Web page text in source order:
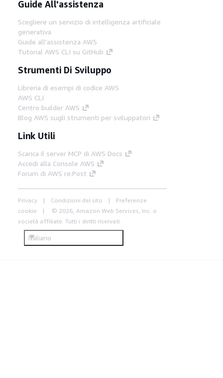
Guide All'assistenza
Scegliere un servizio di intelligenza artificiale
generativa
Guide all'assistenza AWS
Tutorial AWS CLI su GitHub
Strumenti Di Sviluppo
Libreria di esempi di codice AWS
AWS CLI
Centro builder AWS
Blog AWS sugli strumenti per sviluppatori
Link Utili
Scarica il server MCP di AWS Docs
Accedi alla Console AWS
Forum di AWS re:Post
Privacy Condizioni del sito
Preferenze
cookie
© 2026, Amazon Web Services, Inc. o
società affiliate. Tutti i diritti riservati.
Italiano